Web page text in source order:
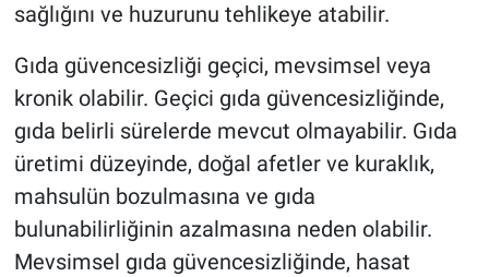
sağlığını ve huzurunu tehlikeye atabilir.
Gıda güvencesizliği geçici, mevsimsel veya
kronik olabilir. Geçici gıda güvencesizliğinde,
gıda belirli sürelerde mevcut olmayabilir. Gıda
üretimi düzeyinde, doğal afetler ve kuraklık,
mahsulün bozulmasına ve gıda
bulunabilirliğinin azalmasına neden olabilir.
Mevsimsel gıda güvencesizliğinde, hasat